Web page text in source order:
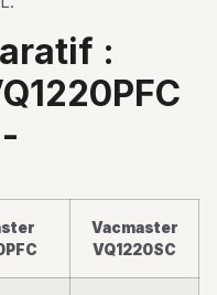
:
Vacmaster
VQ1220SC